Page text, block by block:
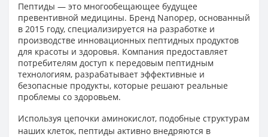
Пептиды — это многообещающее будущее
превентивной медицины. Бренд Nanopep, основанный
в 2015 году, специализируется на разработке и
производстве инновационных пептидных продуктов
для красоты и здоровья. Компания предоставляет
потребителям доступ к передовым пептидным
технологиям, разрабатывает эффективные и
безопасные продукты, которые решают реальные
проблемы со здоровьем.
Используя цепочки аминокислот, подобные структурам
наших клеток, пептиды активно внедряются в